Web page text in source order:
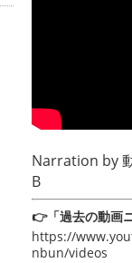
Narration by
B
👉「過去の動画
https://
nbun/videos